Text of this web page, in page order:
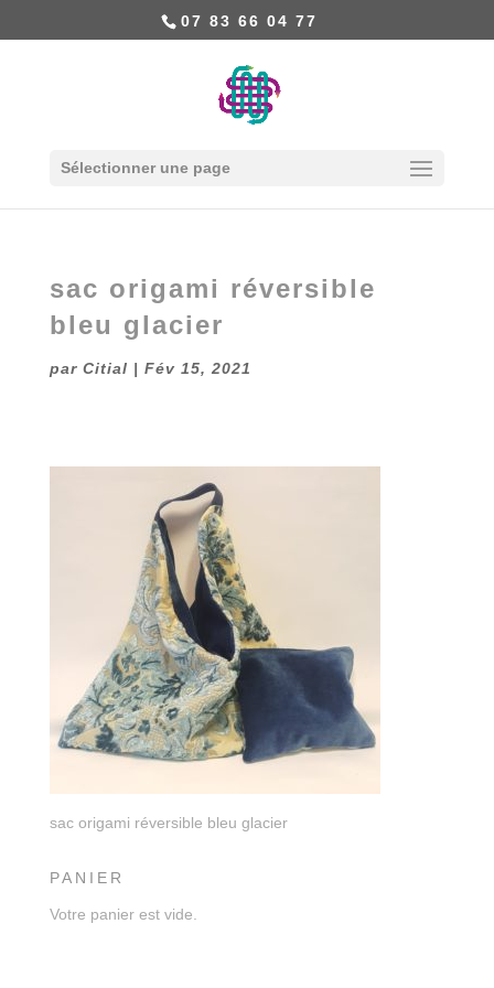
07 83 66 04 77
Sélectionner une page
sac origami réversible
bleu glacier
par Citial | Fév 15, 2021
sac origami réversible bleu glacier
PANIER
Votre panier est vide.